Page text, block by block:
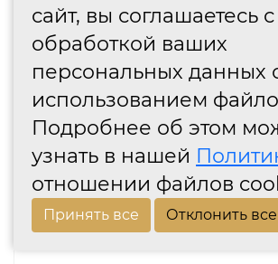
сайт, вы соглашаетесь с
обработкой ваших
персональных данных
использованием
Подробнее об этом
узнать в нашей
отношении файлов
Принять все Отклонить все